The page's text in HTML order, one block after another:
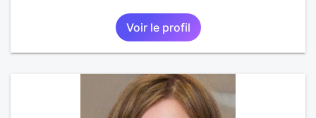
Voir le profil